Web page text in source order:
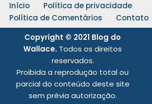
Início
Política de privacidade
Política de Comentários
Contato
Copyright © 2021 Blog do
Wallace. Todos os direitos
reservados.
Proibida a reprodução total ou
parcial do conteúdo deste site
sem prévia autorização.